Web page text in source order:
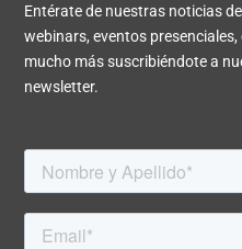
Entérate de nuestras noticias
webinars, eventos
mucho más suscribiéndote a
newsletter.